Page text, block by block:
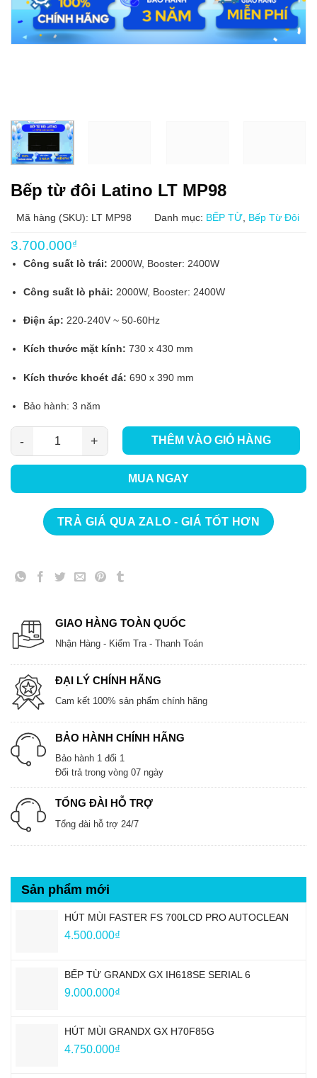
Bếp từ đôi Latino LT MP98
Mã hàng (SKU): LT MP98 Danh mục: BẾP TỪ, Bếp Từ Đôi
3.700.000₫
Công suất lò trái: 2000W, Booster: 2400W
Công suất lò phải: 2000W, Booster: 2400W
Điện áp: 220-240V ~ 50-60Hz
Kích thước mặt kính: 730 x 430 mm
Kích thước khoét đá: 690 x 390 mm
Bảo hành: 3 năm
Bếp từ đôi Latino LT MP98 số lượng
THÊM VÀO GIỎ HÀNG
MUA NGAY
TRẢ GIÁ QUA ZALO - GIÁ TỐT HƠN
GIAO HÀNG TOÀN QUỐC
Nhận Hàng - Kiểm Tra - Thanh Toán
ĐẠI LÝ CHÍNH HÃNG
Cam kết 100% sản phẩm chính hãng
BẢO HÀNH CHÍNH HÃNG
Bảo hành 1 đổi 1
Đổi trả trong vòng 07 ngày
TỔNG ĐÀI HỖ TRỢ
Tổng đài hỗ trợ 24/7
Sản phẩm mới
HÚT MÙI FASTER FS 700LCD PRO AUTOCLEAN
4.500.000₫
BẾP TỪ GRANDX GX IH618SE SERIAL 6
9.000.000₫
HÚT MÙI GRANDX GX H70F85G
4.750.000₫